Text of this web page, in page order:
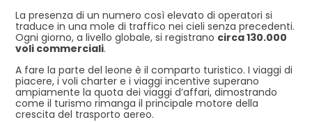
La presenza di un numero così elevato di operatori si
traduce in una mole di traffico nei cieli senza precedenti.
Ogni giorno, a livello globale, si registrano circa 130.000
voli commerciali.
A fare la parte del leone è il comparto turistico. I viaggi di
piacere, i voli charter e i viaggi incentive superano
ampiamente la quota dei viaggi d’affari, dimostrando
come il turismo rimanga il principale motore della
crescita del trasporto aereo.